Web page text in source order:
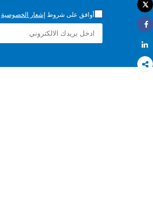
طباعة
Tweet
Share
Share
أوافق على شروط إشعار الخصوصية